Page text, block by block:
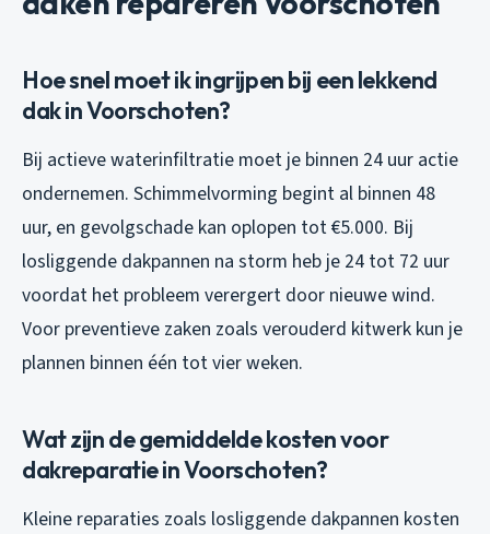
Hoe snel moet ik ingrijpen bij een lekkend
dak in Voorschoten?
Bij actieve waterinfiltratie moet je binnen 24 uur actie
ondernemen. Schimmelvorming begint al binnen 48
uur, en gevolgschade kan oplopen tot €5.000. Bij
losliggende dakpannen na storm heb je 24 tot 72 uur
voordat het probleem verergert door nieuwe wind.
Voor preventieve zaken zoals verouderd kitwerk kun je
plannen binnen één tot vier weken.
Wat zijn de gemiddelde kosten voor
dakreparatie in Voorschoten?
Kleine reparaties zoals losliggende dakpannen kosten